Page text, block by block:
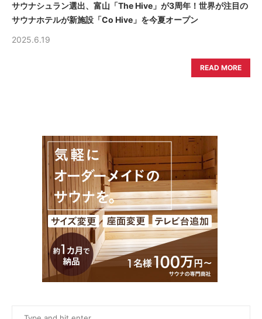
サウナシュラン選出、富山「The Hive」が3周年！世界が注目の
サウナホテルが新施設「Co Hive」を今夏オープン
2025.6.19
READ MORE